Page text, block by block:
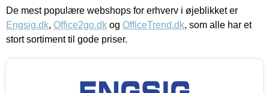
De mest populære webshops for erhverv i øjeblikket er
Engsig.dk, Office2go.dk og OfficeTrend.dk, som alle har et
stort sortiment til gode priser.